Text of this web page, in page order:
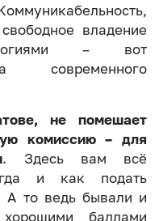
владение
– вот
современного
не помешает
комиссию – для
. Здесь вам всё
и как подать
А то ведь бывали и
баллами